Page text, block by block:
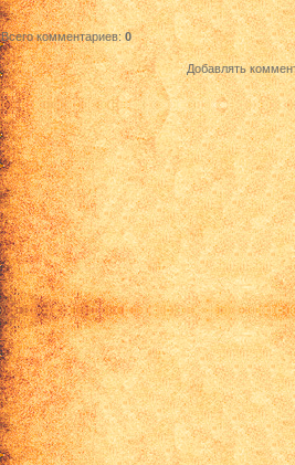
7 эпизод
8 эпизод
9 эпизод
10 эпизод
11 эпизод
12 эпизод
13 эпизод
Всего комментариев:0
Добавлять